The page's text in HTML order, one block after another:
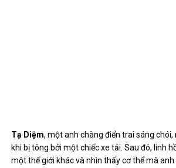
Tạ Diệm, một anh chàng điển trai sáng
khi bị tông bởi một chiếc xe tải. Sau đó, linh
một thế giới khác và nhìn thấy cơ thể mà anh